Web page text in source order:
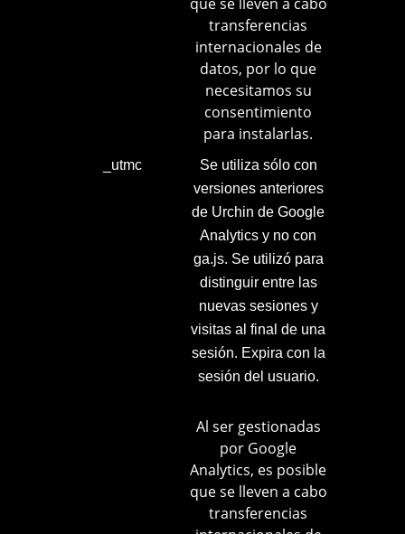
transferencias
internacionales de
datos, por lo que
necesitamos su
consentimiento
para instalarlas.
_utmc
Se utiliza sólo con
versiones anteriores
de Urchin de Google
Analytics y no con
ga.js. Se utilizó para
distinguir entre las
nuevas sesiones y
visitas al final de una
sesión. Expira con la
sesión del usuario.
Al ser gestionadas
por Google
Analytics, es posible
que se lleven a cabo
transferencias